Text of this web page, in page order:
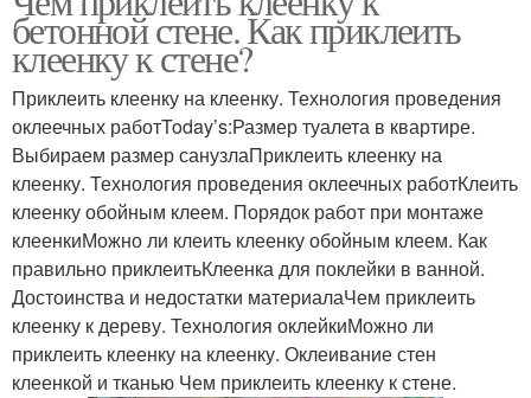
бетонной стене. Как приклеить
клеенку к стене?
Приклеить клеенку на клеенку. Технология проведения
оклеечных работToday’s:Размер туалета в квартире.
Выбираем размер санузлаПриклеить клеенку на
клеенку. Технология проведения оклеечных работКлеить
клеенку обойным клеем. Порядок работ при монтаже
клеенкиМожно ли клеить клеенку обойным клеем. Как
правильно приклеитьКлеенка для поклейки в ванной.
Достоинства и недостатки материалаЧем приклеить
клеенку к дереву. Технология оклейкиМожно ли
приклеить клеенку на клеенку. Оклеивание стен
клеенкой и тканью Чем приклеить клеенку к стене.